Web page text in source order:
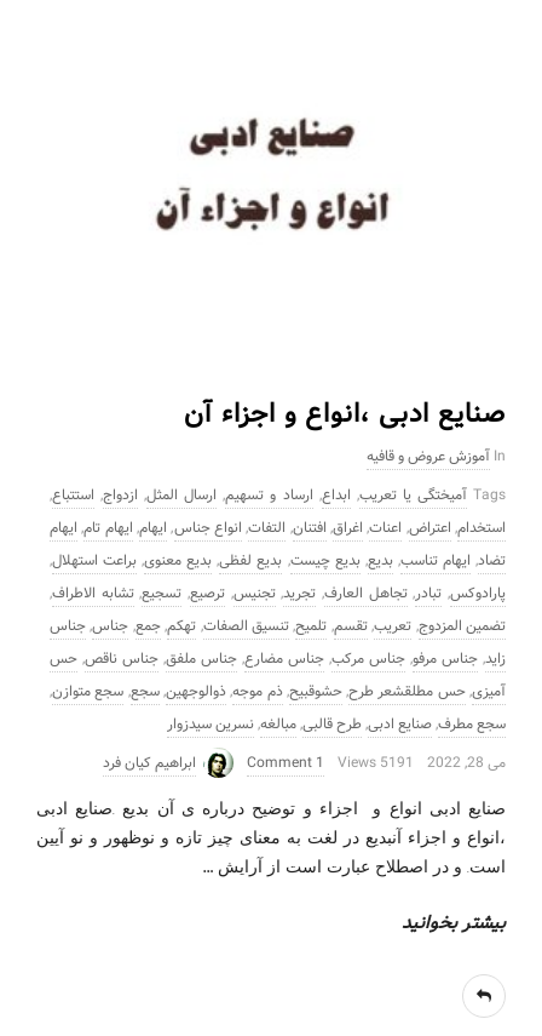
صنایع ادبی ،انواع و اجزاء آن
In آموزش عروض و قافیه
Tags آمیختگی یا تعریب, ابداع, ارساد و تسهیم, ارسال المثل, ازدواج, استتباع,
استخدام, اعتراض, اعنات, اغراق, افتنان, التفات, انواع جناس, ایهام, ایهام تام, ایهام
تضاد, ایهام تناسب,بدیع,بدیع چیست, بدیع لفظی, بدیع معنوی, براعت استهلال,
پارادوکس, تبادر,تجاهل العارف, تجرید,تجنیس, ترصیع, تسجیع,تشابه الاطراف,
تضمین المزدوج, تعریب,تقسم, تلمیح,تنسیق الصفات, تهکم,جمع, جناس,جناس
زاید, جناس مرفو, جناس مرکب, جناس مضارع, جناس ملفق, جناس ناقص, حس
آمیزی,حس مطلقشعر طرح,حشوقبیح,ذم موجه,ذوالوجهین,سجع, سجع متوازن,
سجع مطرف,صنایع ادبی,طرح قالبی,مبالغه,نسرین سیدزوار
می 28, 2022
5191 Views
1 Comment ابراهیم کیان فرد
صنایع ادبی انواع و اجزاء و توضیح درباره ی آن بدیع .صنایع ادبی
،انواع و اجزاء آنبدیع در لغت به معنای چیز تازه و نوظهور و نو آیین
است. و در اصطلاح عبارت است از آرایش …
بیشتر بخوانید